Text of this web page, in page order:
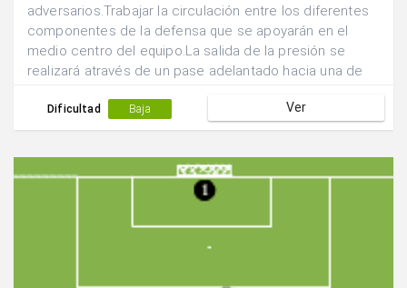
adversarios.Trabajar la circulación entre los diferentes
componentes de la defensa que se apoyarán en el
medio centro del equipo.La salida de la presión se
realizará através de un pase adelantado hacia una de
Dificultad Baja Ver